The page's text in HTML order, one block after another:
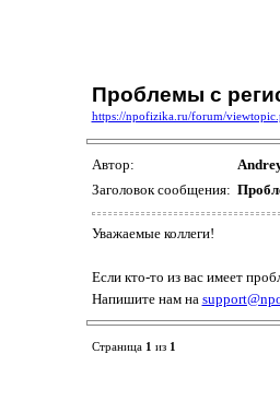
Проблемы с
https://npofizika.ru/forum/
Автор:
Заголовок сообщения:
Уважаемые коллеги!
Если кто-то из вас имеет
Напишите нам на
Страница 1 из 1